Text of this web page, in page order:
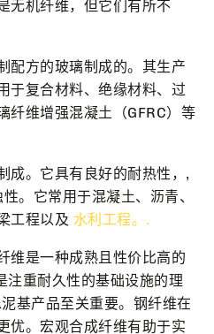
无机纤维，但它们有所不
配方的玻璃制成的。其生产
于复合材料、绝缘材料、过
纤维增强混凝土（GFRC）等
成。它具有良好的耐热性，,
。它常用于混凝土、沥青、
工程以及 水利工程。.
维是一种成熟且性价比高的
注重耐久性的基础设施的理
基产品至关重要。钢纤维在
优。宏观合成纤维有助于实